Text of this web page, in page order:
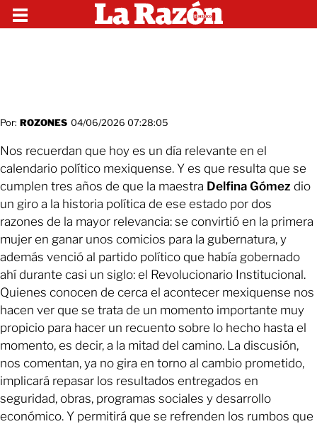
Por: ROZONES 04/06/2026 07:28:05
Nos recuerdan que hoy es un día relevante en el
calendario político mexiquense. Y es que resulta que se
cumplen tres años de que la maestra Delfina Gómez dio
un giro a la historia política de ese estado por dos
razones de la mayor relevancia: se convirtió en la primera
mujer en ganar unos comicios para la gubernatura, y
además venció al partido político que había gobernado
ahí durante casi un siglo: el Revolucionario Institucional.
Quienes conocen de cerca el acontecer mexiquense nos
hacen ver que se trata de un momento importante muy
propicio para hacer un recuento sobre lo hecho hasta el
momento, es decir, a la mitad del camino. La discusión,
nos comentan, ya no gira en torno al cambio prometido,
implicará repasar los resultados entregados en
seguridad, obras, programas sociales y desarrollo
económico. Y permitirá que se refrenden los rumbos que